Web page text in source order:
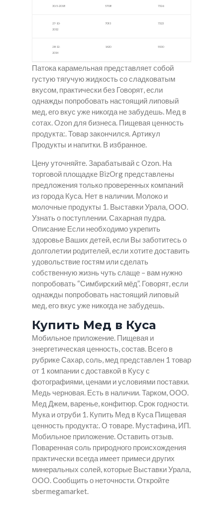
30-5-2018 5708 7326
27-10-
2012
7093 7323
28-12-
2014
1420 5530
Патока карамельная представляет собой
густую тягучую жидкость со сладковатым
вкусом, практически без Говорят, если
однажды попробовать настоящий липовый
мед, его вкус уже никогда не забудешь. Мед в
сотах. Ozon для бизнеса. Пищевая ценность
продукта:. Товар закончился. Артикул
Продукты и напитки. В избранное.
Цену уточняйте. Зарабатывай с Ozon. На
торговой площадке BizOrg представлены
предложения только проверенных компаний
из города Куса. Нет в наличии. Молоко и
молочные продукты 1. Выставки Урала, ООО.
Узнать о поступлении. Сахарная пудра.
Описание Если необходимо укрепить
здоровье Ваших детей, если Вы заботитесь о
долголетии родителей, если хотите доставить
удовольствие гостям или сделать
собственную жизнь чуть слаще – вам нужно
попробовать “Симбирский мёд”. Говорят, если
однажды попробовать настоящий липовый
мед, его вкус уже никогда не забудешь.
Купить Мед в Куса
Мобильное приложение. Пищевая и
энергетическая ценность, состав. Всего в
рубрике Сахар, соль, мед представлен 1 товар
от 1 компании c доставкой в Кусу с
фотографиями, ценами и условиями поставки.
Медь черновая. Есть в наличии. Тарком, ООО.
Мед Джем, варенье, конфитюр. Срок годности.
Мука и отруби 1. Купить Мед в Куса Пищевая
ценность продукта:. О товаре. Мустафина, ИП.
Мобильное приложение. Оставить отзыв.
Поваренная соль природного происхождения
практически всегда имеет примеси других
минеральных солей, которые Выставки Урала,
ООО. Сообщить о неточности. Откройте
sbermegamarket.